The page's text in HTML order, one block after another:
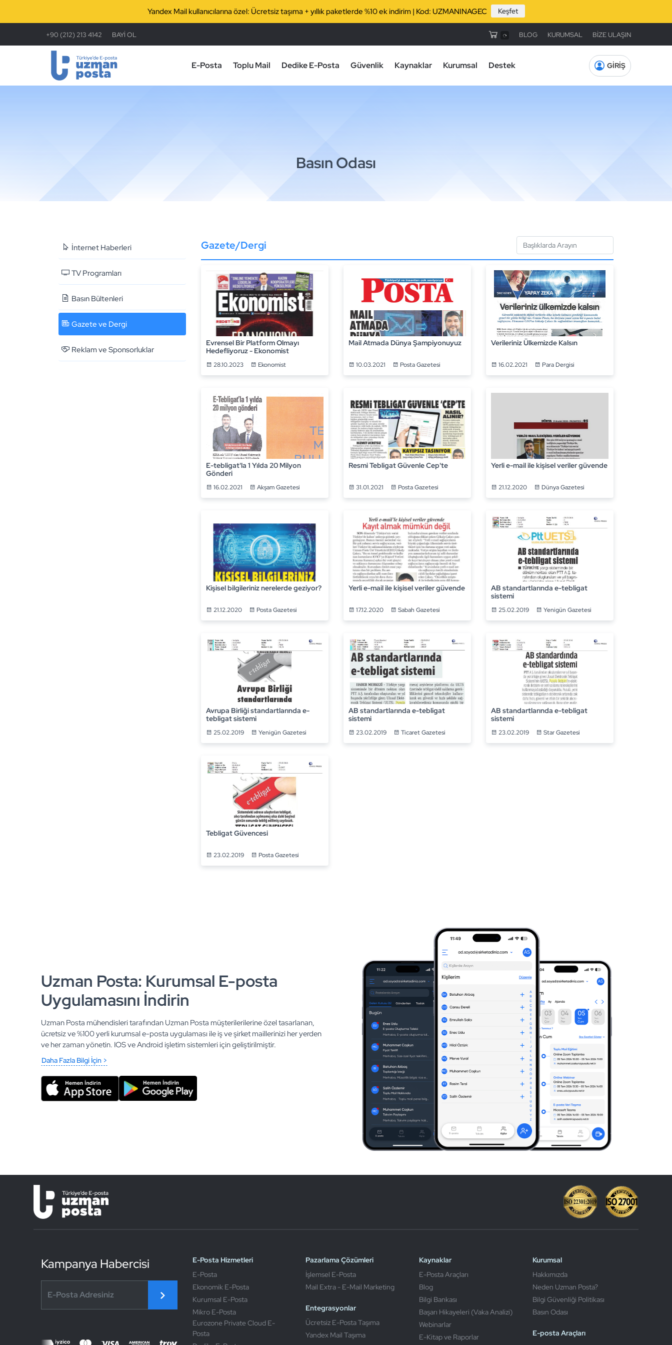
Yandex Mail kullanıcılarına özel: Ücretsiz taşıma + yıllık paketlerde %10 ek indirim | Kod: UZMANINAGEC Keşfet
+90 (212) 213 4142 BAYİ OL BLOG KURUMSAL BİZE ULAŞIN
E-Posta Toplu Mail Dedike E-Posta Güvenlik Kaynaklar Kurumsal Destek GİRİŞ
Basın Odası
İnternet Haberleri
TV Programları
Basın Bültenleri
Gazete ve Dergi
Reklam ve Sponsorluklar
Gazete/Dergi
Evrensel Bir Platform Olmayı
Hedefliyoruz - Ekonomist
28.10.2023 Ekonomist
Mail Atmada Dünya Şampiyonuyuz
10.03.2021 Posta Gazetesi
Verileriniz Ülkemizde Kalsın
16.02.2021 Para Dergisi
E-tebligat'la 1 Yılda 20 Milyon
Gönderi
16.02.2021 Akşam Gazetesi
Resmi Tebligat Güvenle Cep'te
31.01.2021 Posta Gazetesi
Yerli e-mail ile kişisel veriler güvende
21.12.2020 Dünya Gazetesi
Kişisel bilgileriniz nerelerde geziyor?
21.12.2020 Posta Gazetesi
Yerli e-mail ile kişisel veriler güvende
17.12.2020 Sabah Gazetesi
AB standartlarında e-tebligat
sistemi
25.02.2019 Yenigün Gazetesi
Avrupa Birliği standartlarında e-
tebligat sistemi
25.02.2019 Yenigün Gazetesi
AB standartlarında e-tebligat
sistemi
23.02.2019 Ticaret Gazetesi
AB standartlarında e-tebligat
sistemi
23.02.2019 Star Gazetesi
Tebligat Güvencesi
23.02.2019 Posta Gazetesi
Uzman Posta: Kurumsal E-posta
Uygulamasını İndirin
Uzman Posta mühendisleri tarafından Uzman Posta müşterilerilerine özel tasarlanan,
ücretsiz ve %100 yerli kurumsal e-posta uygulaması ile iş ve şirket maillerinizi her yerden
ve her zaman yönetin. IOS ve Android işletim sistemleri için geliştirilmiştir.
Daha Fazla Bilgi İçin >
Kampanya Habercisi
E-Posta Hizmetleri
E-Posta
Ekonomik E-Posta
Kurumsal E-Posta
Mikro E-Posta
Eurozone Private Cloud E-
Posta
Pazarlama Çözümleri
İşlemsel E-Posta
Mail Extra - E-Mail Marketing
Entegrasyonlar
Ücretsiz E-Posta Taşıma
Yandex Mail Taşıma
Kaynaklar
E-Posta Araçları
Blog
Bilgi Bankası
Başarı Hikayeleri (Vaka Analizi)
Webinarlar
E-Kitap ve Raporlar
Kurumsal
Hakkımızda
Neden Uzman Posta?
Bilgi Güvenliği Politikası
Basın Odası
E-posta Araçları